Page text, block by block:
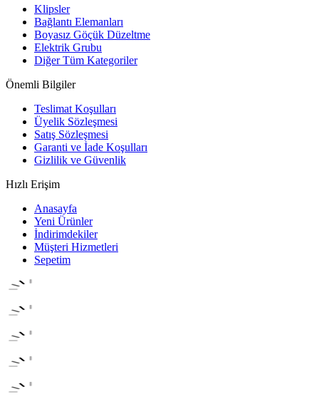
Klipsler
Bağlantı Elemanları
Boyasız Göçük Düzeltme
Elektrik Grubu
Diğer Tüm Kategoriler
Önemli Bilgiler
Teslimat Koşulları
Üyelik Sözleşmesi
Satış Sözleşmesi
Garanti ve İade Koşulları
Gizlilik ve Güvenlik
Hızlı Erişim
Anasayfa
Yeni Ürünler
İndirimdekiler
Müşteri Hizmetleri
Sepetim